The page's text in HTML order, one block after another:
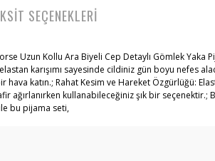
Uzun Kollu Ara Biyeli Cep Detaylı Gömlek Yaka
karışımı sayesinde cildiniz gün boyu nefes
katın.; Rahat Kesim ve Hareket Özgürlüğü:
ağırlanırken kullanabileceğiniz şık bir seçenektir.;
bu pijama seti,
SEÇENEKLERİ